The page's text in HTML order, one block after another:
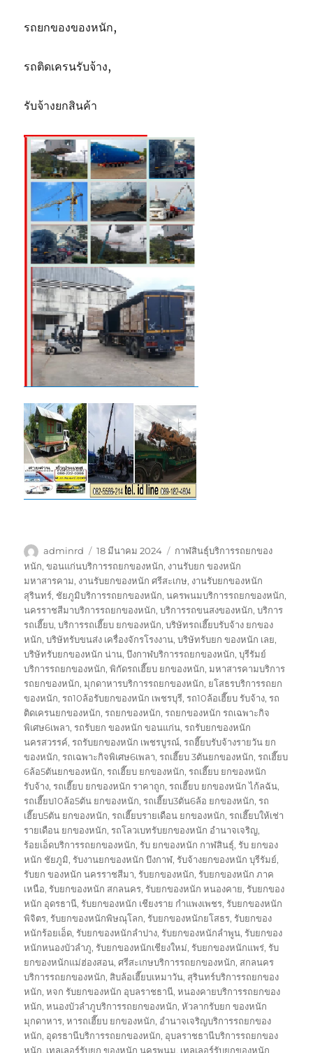
รถยกของของหนัก,
รถติดเครนรับจ้าง,
รับจ้างยกสินค้า
ผู้
เขียน
adminrd
เขียน
เมื่อ
18 มีนาคม 2024
ป้าย
กำกับ
กาฬสินธุ์บริการรถยกของ
หนัก,ขอนแก่นบริการรถยกของหนัก, งานรับยก ของหนัก
มหาสารคาม, งานรับยกของหนัก ศรีสะเกษ, งานรับยกของหนัก
สุรินทร์, ชัยภูมิบริการรถยกของหนัก,นครพนมบริการรถยกของหนัก,
นครราชสีมาบริการรถยกของหนัก,บริการรถขนสงของหนัก,บริการ
รถเฮี๊ยบ,บริการรถเฮี๊ยบ ยกของหนัก,บริษัทรถเฮี๊ยบรับจ้าง ยกของ
หนัก,บริษัทรับขนส่ง เครื่องจักรโรงงาน,บริษัทรับยก ของหนัก เลย,
บริษัทรับยกของหนัก น่าน,บึงกาฬบริการรถยกของหนัก,บุรีรัมย์
บริการรถยกของหนัก,พิกัดรถเฮี๊ยบ ยกของหนัก,มหาสารคามบริการ
รถยกของหนัก,มุกดาหารบริการรถยกของหนัก, ยโสธรบริการรถยก
ของหนัก,รถ10ล้อรับยกของหนัก เพชรบุรี,รถ10ล้อเฮี๊ยบ รับจ้าง,รถ
ติดเครนยกของหนัก,รถยกของหนัก,รถยกของหนัก รถเฉพาะกิจ
พิเศษ6เพลา,รถรับยก ของหนัก ขอนแก่น,รถรับยกของหนัก
นครสวรรค์,รถรับยกของหนัก เพชรบูรณ์,รถฮี๊ยบรับจ้างรายวัน ยก
ของหนัก,รถเฉพาะกิจพิเศษ6เพลา,รถเฮี๊ยบ 3ตันยกของหนัก,รถเฮี๊ยบ
6ล้อ5ตันยกของหนัก,รถเฮี๊ยบ ยกของหนัก,รถเฮี๊ยบ ยกของหนัก
รับจ้าง,รถเฮี๊ยบ ยกของหนัก ราคาถูก,รถเฮี๊ยบ ยกของหนัก ไก้ลฉัน,
รถเฮี๊ยบ10ล้อ5ตัน ยกของหนัก,รถเฮี๊ยบ3ตัน6ล้อ ยกของหนัก,รถ
เฮี๊ยบ5ตัน ยกของหนัก,รถเฮี๊ยบรายเดือน ยกของหนัก,รถเฮี๊ยบให้เช่า
รายเดือน ยกของหนัก,รถโลวเบทรับยกของหนัก อำนาจเจริญ,
ร้อยเอ็ดบริการรถยกของหนัก,รับ ยกของหนัก กาฬสินธุ์,รับ ยกของ
หนัก ชัยภูมิ,รับงานยกของหนัก บึงกาฬ,รับจ้างยกของหนัก บุรีรัมย์,
รับยก ของหนัก นครราชสีมา,รับยกของหนัก,รับยกของหนัก ภาค
เหนือ,รับยกของหนัก สกลนคร,รับยกของหนัก หนองคาย,รับยกของ
หนัก อุดรธานี,รับยกของหนัก เชียงราย กำแพงเพชร,รับยกของหนัก
พิจิตร,รับยกของหนักพิษณุโลก,รับยกของหนักยโสธร,รับยกของ
หนักร้อยเอ็ด,รับยกของหนักลำปาง,รับยกของหนักลำพูน,รับยกของ
หนักหนองบัวลำภู,รับยกของหนักเชียงใหม่,รับยกของหนักแพร่,รับ
ยกของหนักแม่ฮ่องสอน,ศรีสะเกษบริการรถยกของหนัก, สกลนคร
บริการรถยกของหนัก, สิบล้อเฮี๊ยบเหมาวัน, สุรินทร์บริการรถยกของ
หนัก,หจก รับยกของหนัก อุบลราชธานี,หนองคายบริการรถยกของ
หนัก,หนองบัวลำภูบริการรถยกของหนัก,หัวลากรับยก ของหนัก
มุกดาหาร,หารถเฮี๊ยบ ยกของหนัก, อำนาจเจริญบริการรถยกของ
หนัก, อุดรธานีบริการรถยกของหนัก, อุบลราชธานีบริการรถยกของ
หนัก, เทลเลอร์รับยก ของหนัก นครพนม, เทลเลอร์รับยกของหนัก